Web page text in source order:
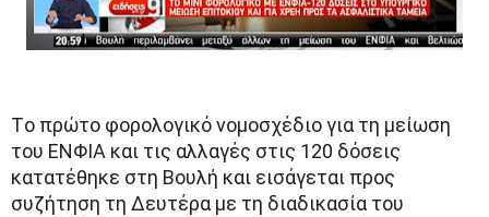
Tο πρώτο φορολογικό νομοσχέδιο για τη μείωση
του ΕΝΦΙΑ και τις αλλαγές στις 120 δόσεις
κατατέθηκε στη Βουλή και εισάγεται προς
συζήτηση τη Δευτέρα με τη διαδικασία του